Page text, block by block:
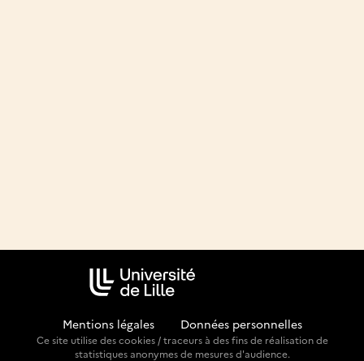
Mentions légales Données personnelles
Ce site utilise des cookies / traceurs à des fins de réalisation de
statistiques anonymes de mesures d'audience.